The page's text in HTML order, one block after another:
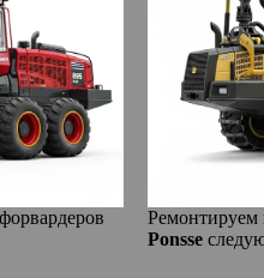
Ремонтируем
Ponsse